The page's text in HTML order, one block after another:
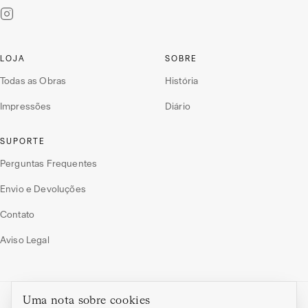
LOJA
Todas as Obras
Impressões
SOBRE
História
Diário
SUPORTE
Perguntas Frequentes
Envio e Devoluções
Contato
Aviso Legal
Uma nota sobre cookies